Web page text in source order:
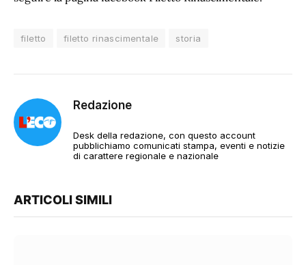
filetto filetto rinascimentale storia
Redazione
Desk della redazione, con questo account
pubblichiamo comunicati stampa, eventi e notizie
di carattere regionale e nazionale
ARTICOLI SIMILI